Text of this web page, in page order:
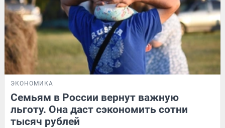
ЭКОНОМИКА
Семьям в России вернут важную
льготу. Она даст сэкономить сотни
тысяч рублей